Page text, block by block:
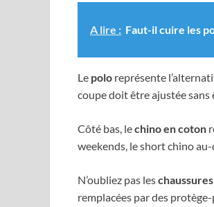
A lire : Faut-il cuire les
Le polo représente
coupe doit être ajustée sans
Côté bas, lechino en coton
weekends, le short chino
N’oubliez pas les
remplacées par des protège-